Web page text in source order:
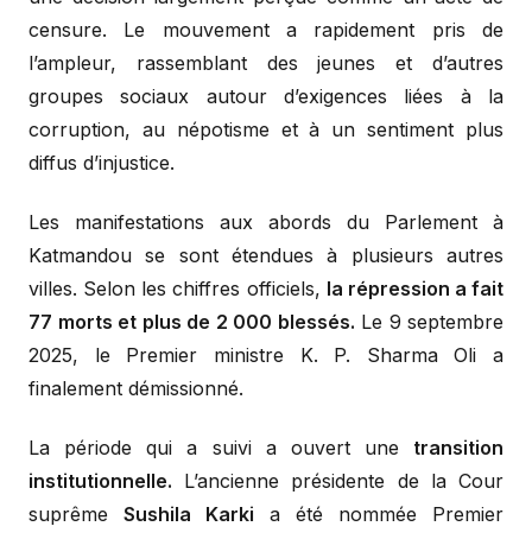
censure. Le mouvement a rapidement pris de
l’ampleur, rassemblant des jeunes et d’autres
groupes sociaux autour d’exigences liées à la
corruption, au népotisme et à un sentiment plus
diffus d’injustice.
Les manifestations aux abords du Parlement à
Katmandou se sont étendues à plusieurs autres
villes. Selon les chiffres officiels, la répression a fait
77 morts et plus de 2 000 blessés. Le 9 septembre
2025, le Premier ministre K. P. Sharma Oli a
finalement démissionné.
La période qui a suivi a ouvert une transition
institutionnelle. L’ancienne présidente de la Cour
suprême Sushila Karki a été nommée Premier